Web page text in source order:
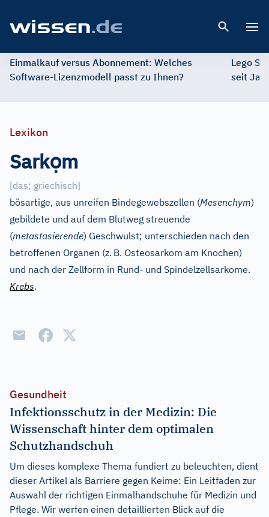
Einmalkauf versus Abonnement: Welches
Software-Lizenzmodell passt zu Ihnen?
Lego
seit
Lexikon
Sarkọm
[das; griechisch]
bösartige, aus unreifen Bindegewebszellen (Mesenchym)
gebildete und auf dem Blutweg streuende
(metastasierende) Geschwulst; unterschieden nach den
betroffenen Organen (z. B. Osteosarkom am Knochen)
und nach der Zellform in Rund- und Spindelzellsarkome.
Krebs.
Gesundheit
Infektionsschutz in der Medizin: Die
Wissenschaft hinter dem optimalen
Schutzhandschuh
Um dieses komplexe Thema fundiert zu beleuchten, dient
dieser Artikel als Barriere gegen Keime: Ein Leitfaden zur
Auswahl der richtigen Einmalhandschuhe für Medizin und
Pflege. Wir werfen einen detaillierten Blick auf die